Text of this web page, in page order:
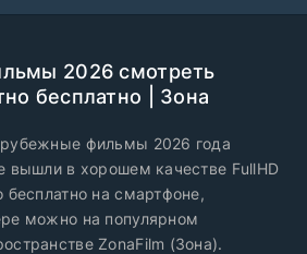
2026 смотреть
бесплатно | Зона
фильмы 2026 года
вышли в хорошем качестве FullHD
бесплатно на смартфоне,
можно на популярном
ZonaFilm (Зона).